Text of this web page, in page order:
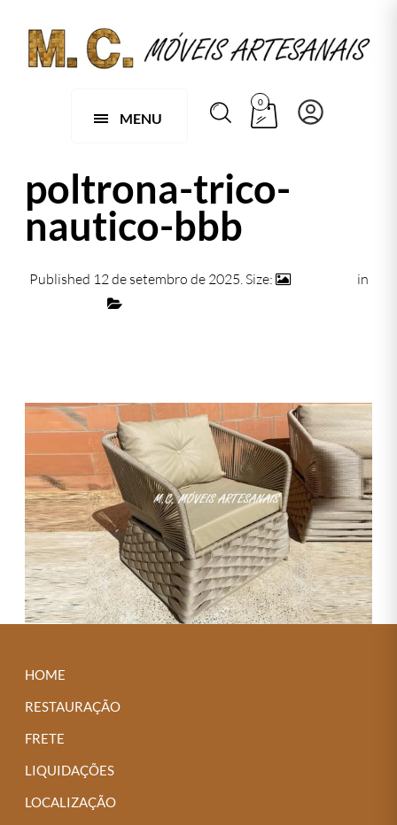
MENU
0
poltrona-trico-
nautico-bbb
Published 12 de setembro de 2025 . Size:
in
HOME
RESTAURAÇÃO
FRETE
LIQUIDAÇÕES
LOCALIZAÇÃO